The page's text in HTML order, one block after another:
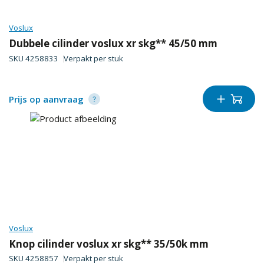
Voslux
Dubbele cilinder voslux xr skg** 45/50 mm
SKU 4258833 Verpakt per stuk
Prijs op aanvraag
Voslux
Knop cilinder voslux xr skg** 35/50k mm
SKU 4258857 Verpakt per stuk